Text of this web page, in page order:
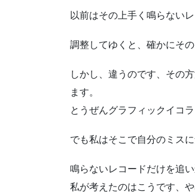
以前はその上手く鳴らない
調整してゆくと、確かにそ
しかし、違うのです、その
ます。
とうぜんグラフィックイコ
でも私はそこで自分のミスに
鳴らないレコードだけを追
私が考えたのはこうです、